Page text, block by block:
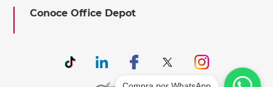
Conoce Office Depot